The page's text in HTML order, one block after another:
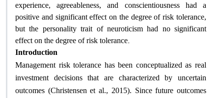
experience, agreeableness, and conscientiousness had a
positive and significant effect on the degree of risk tolerance,
but the personality trait of neuroticism had no significant
effect on the degree of risk tolerance.
Introduction
Management risk tolerance has been conceptualized as real
investment decisions that are characterized by uncertain
outcomes (Christensen et al., 2015). Since future outcomes